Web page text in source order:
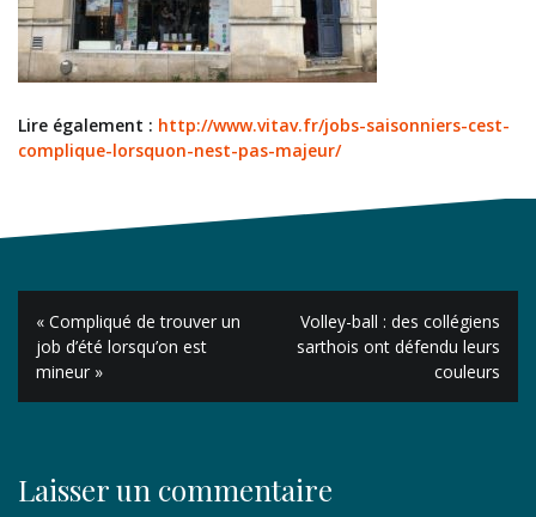
Lire également : http://www.vitav.fr/jobs-saisonniers-cest-
complique-lorsquon-nest-pas-majeur/
Navigation
de
l’article
« Compliqué de trouver un
job d’été lorsqu’on est
mineur »
Volley-ball : des collégiens
sarthois ont défendu leurs
couleurs
Laisser un commentaire